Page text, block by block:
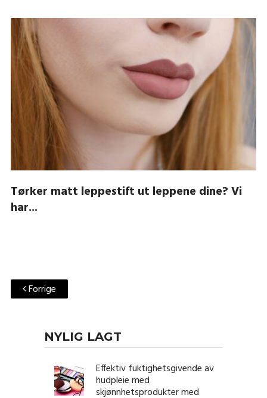
Tørker matt leppestift ut leppene dine? Vi
har...
Forrige
NYLIG LAGT
Effektiv fuktighetsgivende av
hudpleie med
skjønnhetsprodukter med